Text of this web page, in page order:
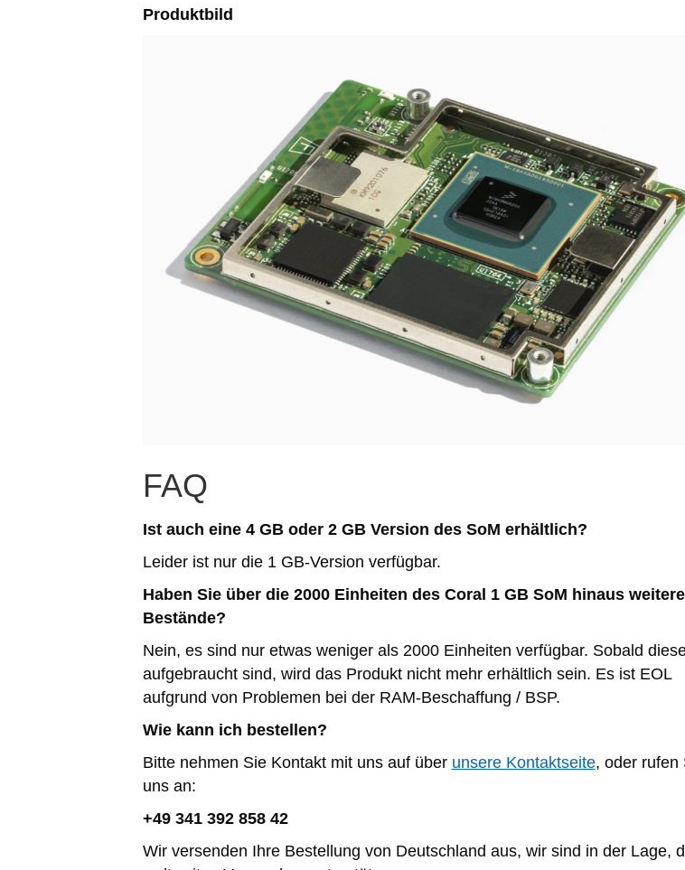
Produktbild
FAQ
Ist auch eine 4 GB oder 2 GB Version des SoM erhältlich?
Leider ist nur die 1 GB-Version verfügbar.
Haben Sie über die 2000 Einheiten des Coral 1 GB SoM hinaus weitere
Bestände?
Nein, es sind nur etwas weniger als 2000 Einheiten verfügbar. Sobald
aufgebraucht sind, wird das Produkt nicht mehr erhältlich sein. Es ist EOL
aufgrund von Problemen bei der RAM-Beschaffung / BSP.
Wie kann ich bestellen?
Bitte nehmen Sie Kontakt mit uns auf über unsere Kontaktseite, oder rufen
uns an:
+49 341 392 858 42
Wir versenden Ihre Bestellung von Deutschland aus, wir sind in der Lage,